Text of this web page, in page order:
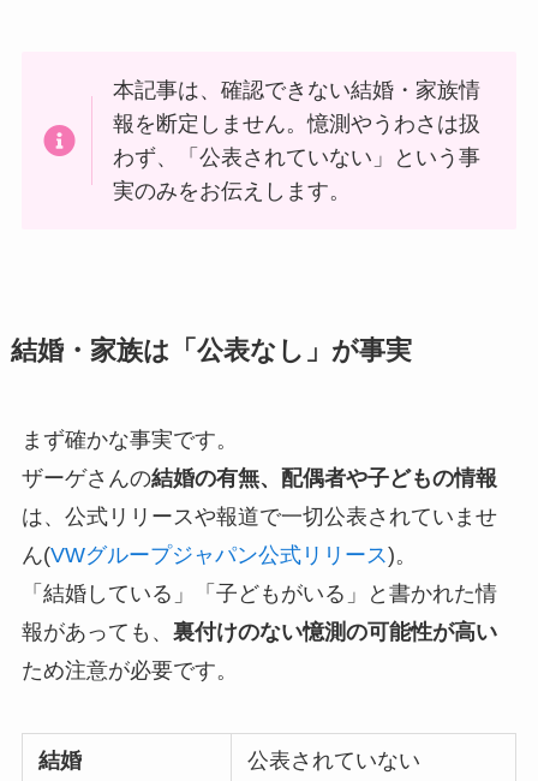
本記事は、確認できない結婚・家族情
報を断定しません。憶測やうわさは扱
わず、「公表されていない」という事
実のみをお伝えします。
結婚・家族は「公表なし」が事実
まず確かな事実です。
ザーゲさんの結婚の有無、配偶者や子どもの情報
は、公式リリースや報道で一切公表されていませ
ん(VWグループジャパン公式リリース)。
「結婚している」「子どもがいる」と書かれた情
報があっても、 裏付けのない憶測の可能性が高い
ため注意が必要です。
結婚 公表されていない